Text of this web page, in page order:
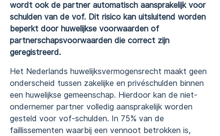
wordt ook de partner automatisch aansprakelijk voor
schulden van de vof. Dit risico kan uitsluitend worden
beperkt door huwelijkse voorwaarden of
partnerschapsvoorwaarden die correct zijn
geregistreerd.
Het Nederlands huwelijksvermogensrecht maakt geen
onderscheid tussen zakelijke en privéschulden binnen
een huwelijkse gemeenschap. Hierdoor kan de niet-
ondernemer partner volledig aansprakelijk worden
gesteld voor vof-schulden. In 75% van de
faillissementen waarbij een vennoot betrokken is,